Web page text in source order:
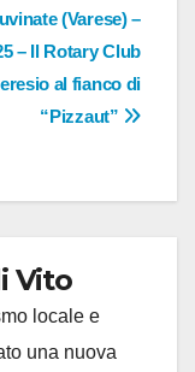
(Varese) –
– Il Rotary Club
al fianco di
“Pizzaut”
Vito
locale e
una nuova